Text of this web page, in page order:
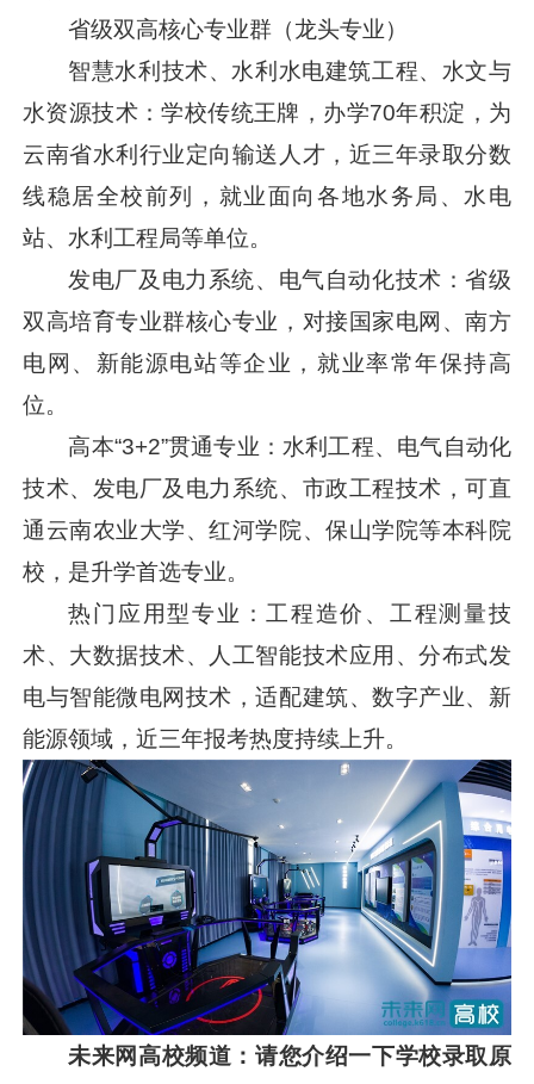
省级双高核心专业群（龙头专业）
智慧水利技术、水利水电建筑工程、水文与
水资源技术：学校传统王牌，办学70年积淀，为
云南省水利行业定向输送人才，近三年录取分数
线稳居全校前列，就业面向各地水务局、水电
站、水利工程局等单位。
发电厂及电力系统、电气自动化技术：省级
双高培育专业群核心专业，对接国家电网、南方
电网、新能源电站等企业，就业率常年保持高
位。
高本“3+2”贯通专业：水利工程、电气自动化
技术、发电厂及电力系统、市政工程技术，可直
通云南农业大学、红河学院、保山学院等本科院
校，是升学首选专业。
热门应用型专业：工程造价、工程测量技
术、大数据技术、人工智能技术应用、分布式发
电与智能微电网技术，适配建筑、数字产业、新
能源领域，近三年报考热度持续上升。
未来网高校频道：请您介绍一下学校录取原